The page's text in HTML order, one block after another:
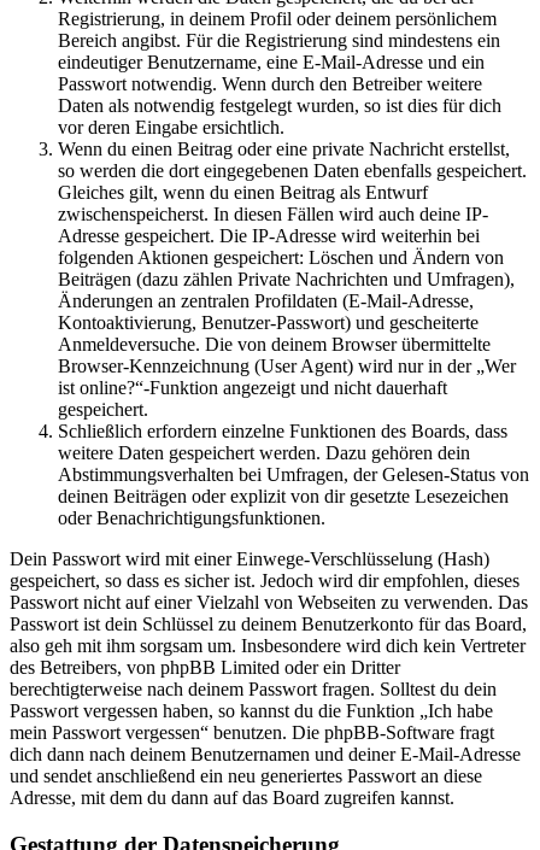
Registrierung, in deinem Profil oder deinem persönlichem
Bereich angibst. Für die Registrierung sind mindestens ein
eindeutiger Benutzername, eine E-Mail-Adresse und ein
Passwort notwendig. Wenn durch den Betreiber weitere
Daten als notwendig festgelegt wurden, so ist dies für dich
vor deren Eingabe ersichtlich.
Wenn du einen Beitrag oder eine private Nachricht erstellst,
so werden die dort eingegebenen Daten ebenfalls gespeichert.
Gleiches gilt, wenn du einen Beitrag als Entwurf
zwischenspeicherst. In diesen Fällen wird auch deine IP-
Adresse gespeichert. Die IP-Adresse wird weiterhin bei
folgenden Aktionen gespeichert: Löschen und Ändern von
Beiträgen (dazu zählen Private Nachrichten und Umfragen),
Änderungen an zentralen Profildaten (E-Mail-Adresse,
Kontoaktivierung, Benutzer-Passwort) und gescheiterte
Anmeldeversuche. Die von deinem Browser übermittelte
Browser-Kennzeichnung (User Agent) wird nur in der „Wer
ist online?“-Funktion angezeigt und nicht dauerhaft
gespeichert.
Schließlich erfordern einzelne Funktionen des Boards, dass
weitere Daten gespeichert werden. Dazu gehören dein
Abstimmungsverhalten bei Umfragen, der Gelesen-Status von
deinen Beiträgen oder explizit von dir gesetzte Lesezeichen
oder Benachrichtigungsfunktionen.
Dein Passwort wird mit einer Einwege-Verschlüsselung (Hash)
gespeichert, so dass es sicher ist. Jedoch wird dir empfohlen, dieses
Passwort nicht auf einer Vielzahl von Webseiten zu verwenden. Das
Passwort ist dein Schlüssel zu deinem Benutzerkonto für das Board,
also geh mit ihm sorgsam um. Insbesondere wird dich kein Vertreter
des Betreibers, von phpBB Limited oder ein Dritter
berechtigterweise nach deinem Passwort fragen. Solltest du dein
Passwort vergessen haben, so kannst du die Funktion „Ich habe
mein Passwort vergessen“ benutzen. Die phpBB-Software fragt
dich dann nach deinem Benutzernamen und deiner E-Mail-Adresse
und sendet anschließend ein neu generiertes Passwort an diese
Adresse, mit dem du dann auf das Board zugreifen kannst.
Gestattung der Datenspeicherung